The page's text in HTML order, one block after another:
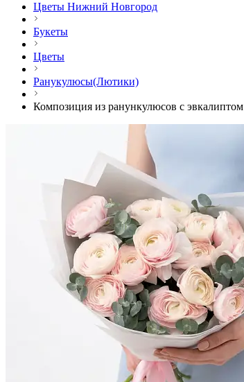
Цветы Нижний Новгород
Букеты
Цветы
Ранукулюсы(Лютики)
Композиция из ранункулюсов с эвкалиптом